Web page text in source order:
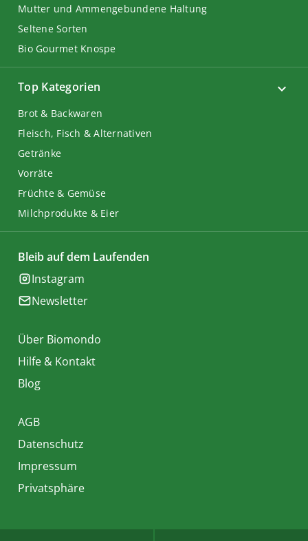
Top Kategorien
Brot & Backwaren
Fleisch, Fisch & Alternativen
Getränke
Vorräte
Früchte & Gemüse
Milchprodukte & Eier
Mutter und Ammengebundene Haltung
Seltene Sorten
Bio Gourmet Knospe
Bleib auf dem Laufenden
Instagram
Newsletter
Über Biomondo
Hilfe & Kontakt
Blog
AGB
Datenschutz
Impressum
Privatsphäre